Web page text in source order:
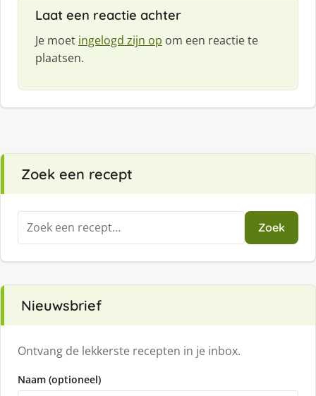
Laat een reactie achter
Je moet ingelogd zijn op om een reactie te
plaatsen.
Zoek een recept
Zoeken
naar:
Zoek
Nieuwsbrief
Ontvang de lekkerste recepten in je inbox.
Naam (optioneel)